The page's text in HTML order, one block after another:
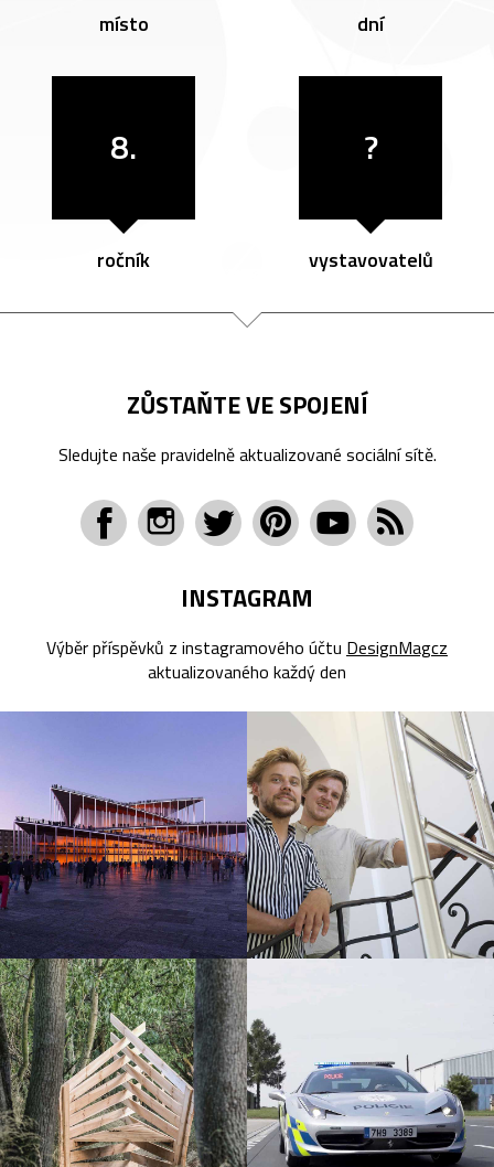
místo dní
8.
ročník
?
vystavovatelů
ZŮSTAŇTE VE SPOJENÍ
Sledujte naše pravidelně aktualizované sociální sítě.
INSTAGRAM
Výběr příspěvků z instagramového účtu DesignMagcz
aktualizovaného každý den